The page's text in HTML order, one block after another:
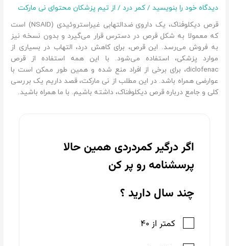
دیدگاه‌ خود را بنویسید /کمر درد / از تیم پزشکان محتوای نی مارکت
قرص دیکلوفناک، یک داروی ضدالتهابی غیراستروئیدی (NSAID) است
که معمولا به شکل قرص در دسترس قرار می‌گیرد و بدون نسخه نیز
به فروش می‌رسد. این قرص، برای کاهش درد، التهاب در بسیاری از
موارد پزشکی، استفاده می‌شود. با این همه استفاده از قرص
diclofenac، برای برخی از افراد منع شده و همین طور ممکن است با
عوارضی همراه باشد. در این مطلب از نی مارکت، قصد داریم یک بررسی
کلی و جامع درباره قرص دیکلوفناک، داشته باشیم. با ما همراه باشید.